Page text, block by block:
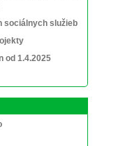
sociálnych služieb
od 1.4.2025